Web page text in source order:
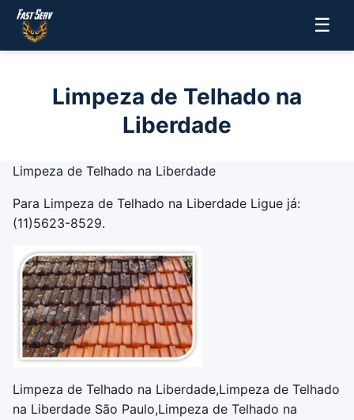
☰
Limpeza de Telhado na
Liberdade
Limpeza de Telhado na Liberdade
Para Limpeza de Telhado na Liberdade Ligue já:
(11)5623-8529.
Limpeza de Telhado na Liberdade,Limpeza de Telhado
na Liberdade São Paulo,Limpeza de Telhado na